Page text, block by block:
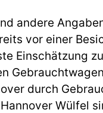
andere
vor einer
Einschätzung
durch
Wülfel